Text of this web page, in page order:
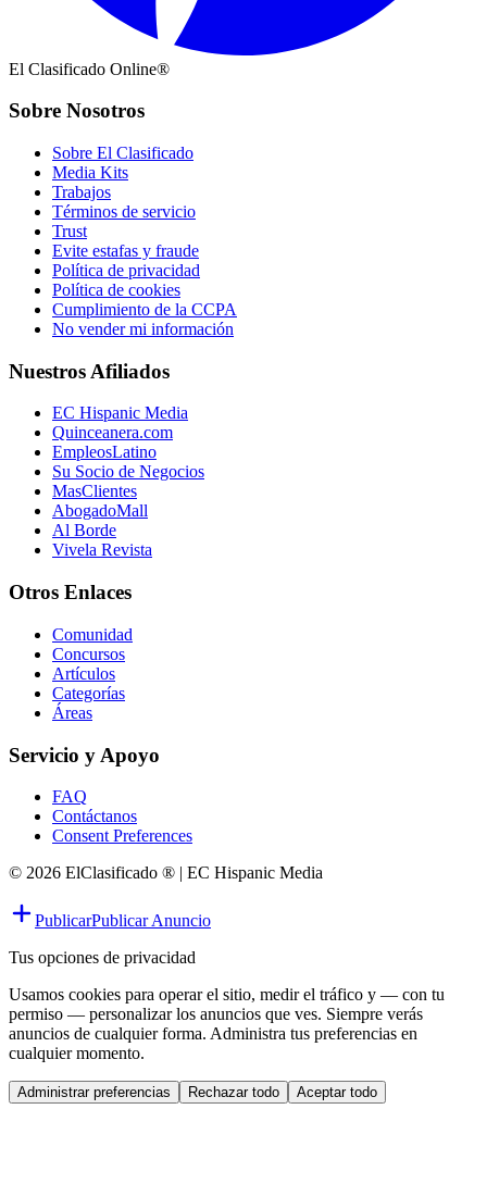
El Clasificado Online®
Sobre Nosotros
Sobre El Clasificado
Media Kits
Trabajos
Términos de servicio
Trust
Evite estafas y fraude
Política de privacidad
Política de cookies
Cumplimiento de la CCPA
No vender mi información
Nuestros Afiliados
EC Hispanic Media
Quinceanera.com
EmpleosLatino
Su Socio de Negocios
MasClientes
AbogadoMall
Al Borde
Vivela Revista
Otros Enlaces
Comunidad
Concursos
Artículos
Categorías
Áreas
Servicio y Apoyo
FAQ
Contáctanos
Consent Preferences
© 2026 ElClasificado ® | EC Hispanic Media
PublicarPublicar Anuncio
Tus opciones de privacidad
Usamos cookies para operar el sitio, medir el tráfico y — con tu
permiso — personalizar los anuncios que ves. Siempre verás
anuncios de cualquier forma. Administra tus preferencias en
cualquier momento.
Administrar preferencias Rechazar todo Aceptar todo